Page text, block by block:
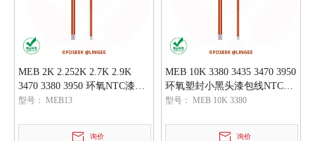
MEB 2K 2.252K 2.7K 2.9K
3470 3380 3950 环氧NTC漆包
线热敏电阻
型号： MEB13
询价
MEB 10K 3380 3435 3470 3950
环氧塑封小黑头漆包线NTC热
敏电阻
型号： MEB 10K 3380
询价